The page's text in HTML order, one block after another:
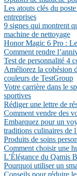
Les atouts clés du
entreprises
9 signes qui montrent
machine de nettoyage
Honor Magic 6 Pro :
Comment rendre
Test de personnalité 4
Améliorez la cohésion
couleurs de TestGroup
Votre carrière dans le
sportives
Rédiger une lettre de
Comment vendre des
Embarquez pour un
traditions culinaires de
Produits de soins
Comment choisir une
L’Élégance du Qamis
Pourquoi utiliser un
Conseils pour réduire